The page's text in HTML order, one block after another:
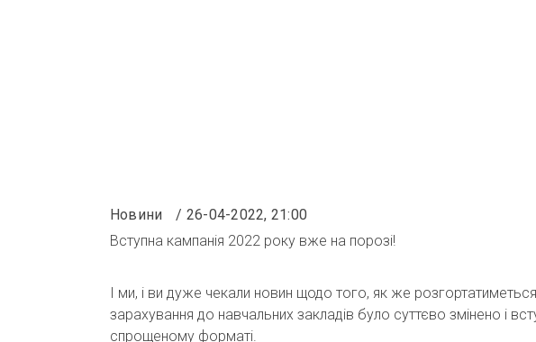
Новини
26-04-2022, 21:00
Вступна кампанія 2022 року вже на порозі!
І ми, і ви дуже чекали новин щодо того, як же
зарахування до навчальних закладів було суттєво змінено і
спрощеному форматі.